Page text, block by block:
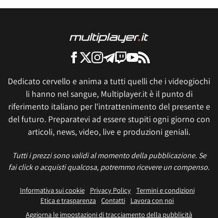
Dedicato cervello e anima a tutti quelli che i videogiochi
li hanno nel sangue, Multiplayer.it è il punto di
riferimento italiano per l'intrattenimento del presente e
del futuro. Preparatevi ad essere stupiti ogni giorno con
articoli, news, video, live e produzioni geniali.
Tutti i prezzi sono validi al momento della pubblicazione. Se
fai click o acquisti qualcosa, potremmo ricevere un compenso.
Informativa sui cookie Privacy Policy
Termini e condizioni
Etica e trasparenza Contatti
Lavora con noi
Aggiorna le impostazioni di tracciamento della pubblicità